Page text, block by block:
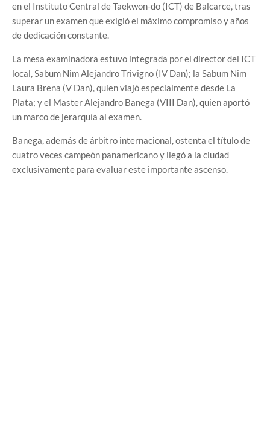
en el Instituto Central de Taekwon-do (ICT) de Balcarce, tras
superar un examen que exigió el máximo compromiso y años
de dedicación constante.
La mesa examinadora estuvo integrada por el director del ICT
local, Sabum Nim Alejandro Trivigno (IV Dan); la Sabum Nim
Laura Brena (V Dan), quien viajó especialmente desde La
Plata; y el Master Alejandro Banega (VIII Dan), quien aportó
un marco de jerarquía al examen.
Banega, además de árbitro internacional, ostenta el título de
cuatro veces campeón panamericano y llegó a la ciudad
exclusivamente para evaluar este importante ascenso.